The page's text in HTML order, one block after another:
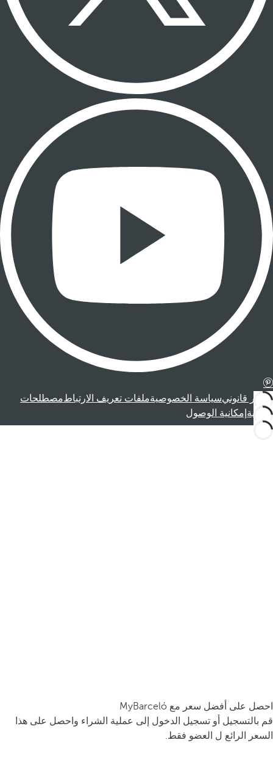
إشعار قانونيسياسة الخصوصيةملفات تعريف الارتباطمصطلحات
قانونية إمكانية الوصول
احصل على أفضل سعر مع MyBarceló
قم بالتسجيل أو تسجيل الدخول إلى عملية الشراء واحصل على هذا
السعر الرائع ل العضو فقط.